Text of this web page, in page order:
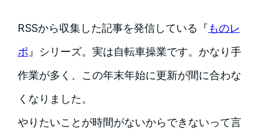
RSSから収集した記事を発信している『 ものレ
ポ』シリーズ。実は自転車操業です。かなり手
作業が多く、この年末年始に更新が間に合わな
くなりました。
やりたいことが時間がないからできないって言